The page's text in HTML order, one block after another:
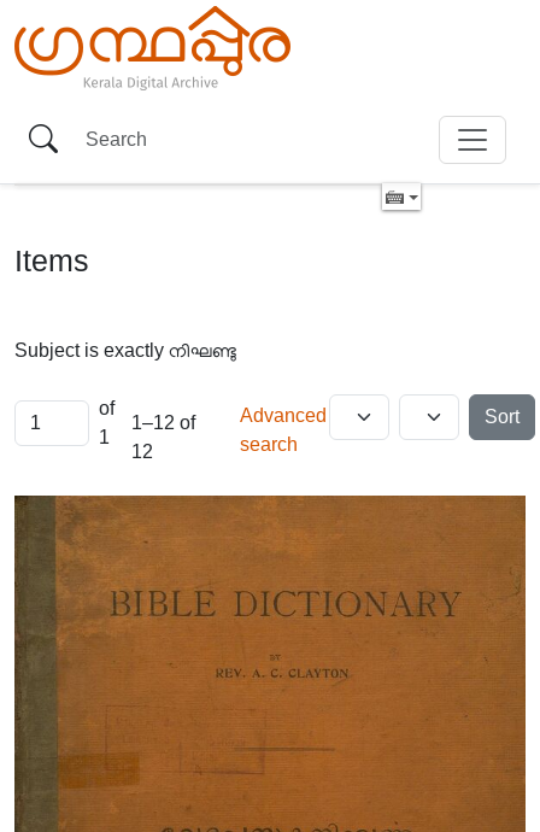
Items
Subject is exactly നിഘണ്ടു
of
1
1–12 of
12
Advanced
search
Sort